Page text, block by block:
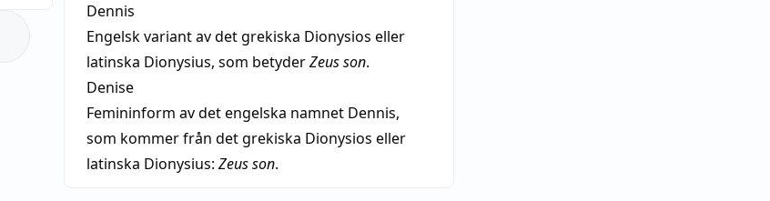
Dennis
Engelsk variant av det grekiska Dionysios eller
latinska Dionysius, som betyderZeus son.
Denise
Femininform av det engelska namnet Dennis,
som kommer från det grekiska Dionysios eller
latinska Dionysius: Zeus son.